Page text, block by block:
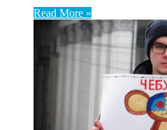
Read More »